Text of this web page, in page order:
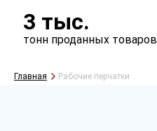
3 тыс.
тонн проданных товаров
Главная Рабочие перчатки